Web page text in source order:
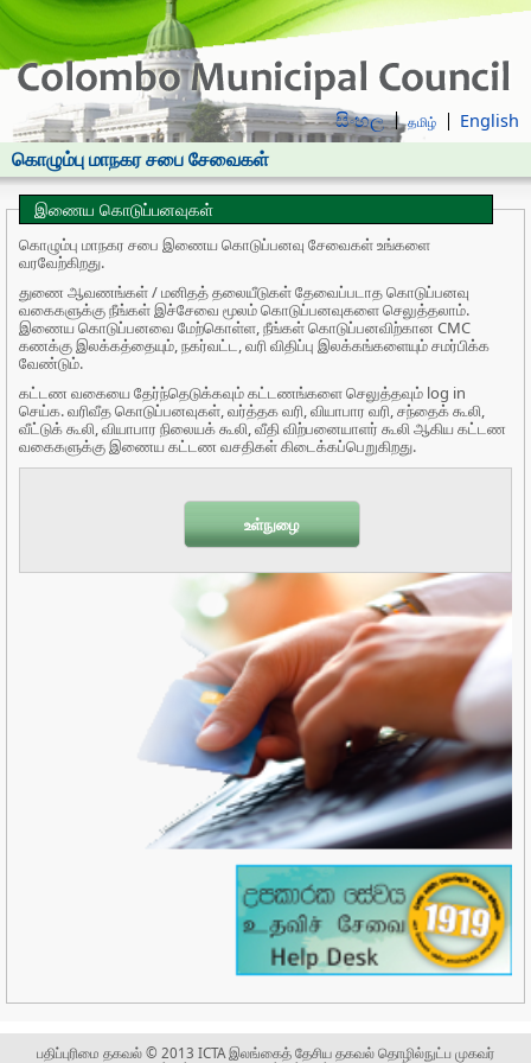
සිංහල தமிழ் English
கொழும்பு மாநகர சபை சேவைகள்
இணைய கொடுப்பனவுகள்
கொழும்பு மாநகர சபை இணைய கொடுப்பனவு சேவைகள் உங்களை
வரவேற்கிறது.
துணை ஆவணங்கள் / மனிதத் தலையீடுகள் தேவைப்படாத கொடுப்பனவு
வகைகளுக்கு நீங்கள் இச்சேவை மூலம் கொடுப்பனவுகளை செலுத்தலாம்.
இணைய கொடுப்பனவை மேற்கொள்ள, நீங்கள் கொடுப்பனவிற்கான CMC
கணக்கு இலக்கத்தையும், நகர்வட்ட, வரி விதிப்பு இலக்கங்களையும் சமர்பிக்க
வேண்டும்.
கட்டண வகையை தேர்ந்தெடுக்கவும் கட்டணங்களை செலுத்தவும் log in
செய்க. வரிவீத கொடுப்பனவுகள், வர்த்தக வரி, வியாபார வரி, சந்தைக் கூலி,
வீட்டுக் கூலி, வியாபார நிலையக் கூலி, வீதி விற்பனையாளர் கூலி ஆகிய கட்டண
வகைகளுக்கு இணைய கட்டண வசதிகள் கிடைக்கப்பெறுகிறது.
பதிப்புரிமை தகவல் © 2013 ICTA இலங்கைத் தேசிய தகவல் தொழில்நுட்ப முகவர்